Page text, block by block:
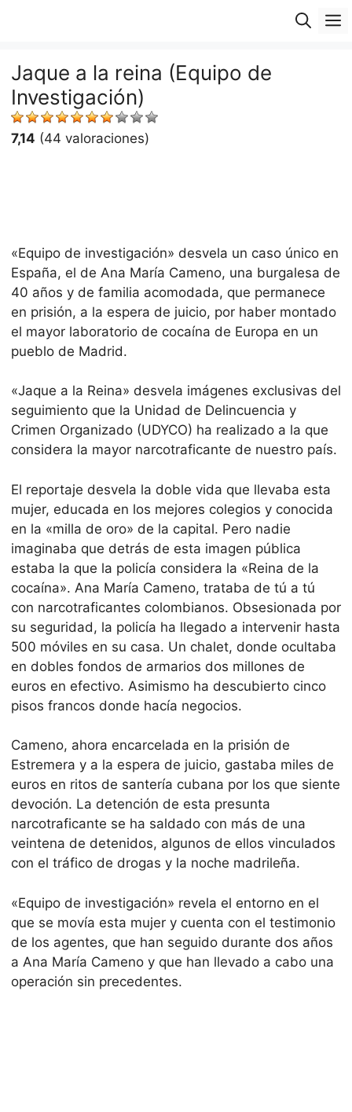
Jaque a la reina (Equipo de
Investigación)
7,14 (44 valoraciones)
«Equipo de investigación» desvela un caso único en
España, el de Ana María Cameno, una burgalesa de
40 años y de familia acomodada, que permanece
en prisión, a la espera de juicio, por haber montado
el mayor laboratorio de cocaína de Europa en un
pueblo de Madrid.
«Jaque a la Reina» desvela imágenes exclusivas del
seguimiento que la Unidad de Delincuencia y
Crimen Organizado (UDYCO) ha realizado a la que
considera la mayor narcotraficante de nuestro país.
El reportaje desvela la doble vida que llevaba esta
mujer, educada en los mejores colegios y conocida
en la «milla de oro» de la capital. Pero nadie
imaginaba que detrás de esta imagen pública
estaba la que la policía considera la «Reina de la
cocaína». Ana María Cameno, trataba de tú a tú
con narcotraficantes colombianos. Obsesionada por
su seguridad, la policía ha llegado a intervenir hasta
500 móviles en su casa. Un chalet, donde ocultaba
en dobles fondos de armarios dos millones de
euros en efectivo. Asimismo ha descubierto cinco
pisos francos donde hacía negocios.
Cameno, ahora encarcelada en la prisión de
Estremera y a la espera de juicio, gastaba miles de
euros en ritos de santería cubana por los que siente
devoción. La detención de esta presunta
narcotraficante se ha saldado con más de una
veintena de detenidos, algunos de ellos vinculados
con el tráfico de drogas y la noche madrileña.
«Equipo de investigación» revela el entorno en el
que se movía esta mujer y cuenta con el testimonio
de los agentes, que han seguido durante dos años
a Ana María Cameno y que han llevado a cabo una
operación sin precedentes.